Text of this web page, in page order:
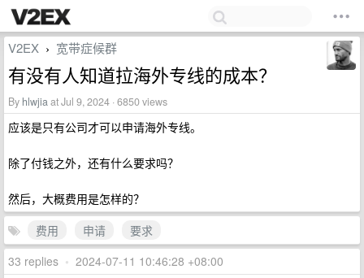
V2EX › 宽带症候群
有没有人知道拉海外专线的成本？
By hlwjiaat Jul 9, 2024 · 6850 views
应该是只有公司才可以申请海外专线。
除了付钱之外，还有什么要求吗？
然后，大概费用是怎样的？
费用
申请
要求
33 replies • 2024-07-11 10:46:28 +08:00